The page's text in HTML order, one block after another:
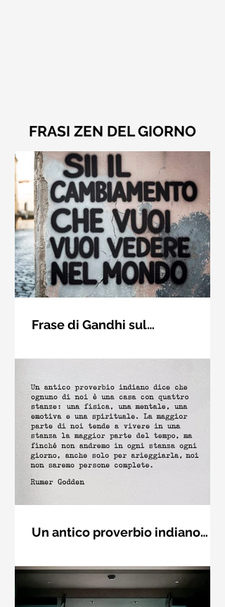
FRASI ZEN DEL GIORNO
Frase di Gandhi sul
Un antico proverbio indiano
con la macchina per scrivere
ognuno di noi è una casa con quattro
stanze: una fisica, una mentale, una